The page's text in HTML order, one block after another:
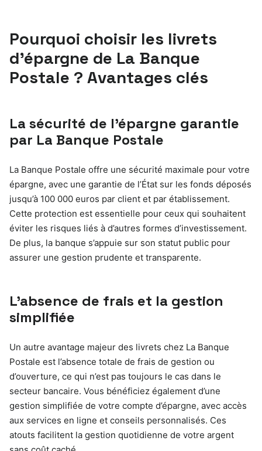
Pourquoi choisir les livrets
d’épargne de La Banque
Postale ? Avantages clés
La sécurité de l’épargne garantie
par La Banque Postale
La Banque Postale offre une sécurité maximale pour votre
épargne, avec une garantie de l’État sur les fonds déposés
jusqu’à 100 000 euros par client et par établissement.
Cette protection est essentielle pour ceux qui souhaitent
éviter les risques liés à d’autres formes d’investissement.
De plus, la banque s’appuie sur son statut public pour
assurer une gestion prudente et transparente.
L’absence de frais et la gestion
simplifiée
Un autre avantage majeur des livrets chez La Banque
Postale est l’absence totale de frais de gestion ou
d’ouverture, ce qui n’est pas toujours le cas dans le
secteur bancaire. Vous bénéficiez également d’une
gestion simplifiée de votre compte d’épargne, avec accès
aux services en ligne et conseils personnalisés. Ces
atouts facilitent la gestion quotidienne de votre argent